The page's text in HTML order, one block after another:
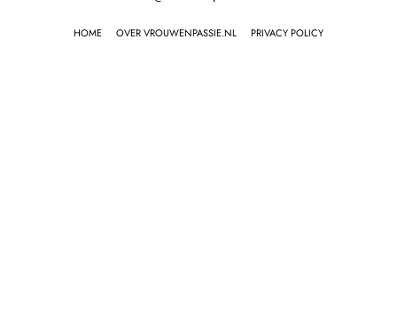
HOME OVER VROUWENPASSIE.NL PRIVACY POLICY